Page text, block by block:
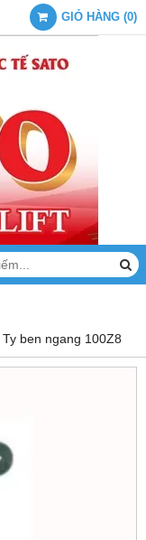
GIỎ HÀNG (0)
Ty ben ngang 100Z8